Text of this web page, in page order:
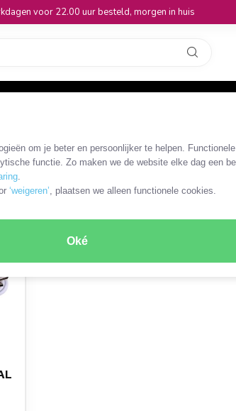
om je beter en persoonlijker te helpen.
functie. Zo maken we de website elke dag een
.
‘weigeren’, plaatsen we alleen functionele cookies.
Oké
voor 22.00 uur besteld, morgen in huis